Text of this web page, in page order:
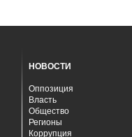
НОВОСТИ
Оппозиция
Власть
Общество
Регионы
Коррупция